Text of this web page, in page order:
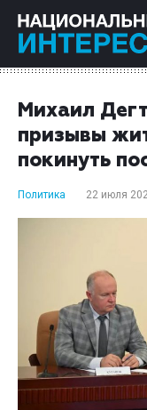
Михаил
призывы
покинуть
Политика 22 июля